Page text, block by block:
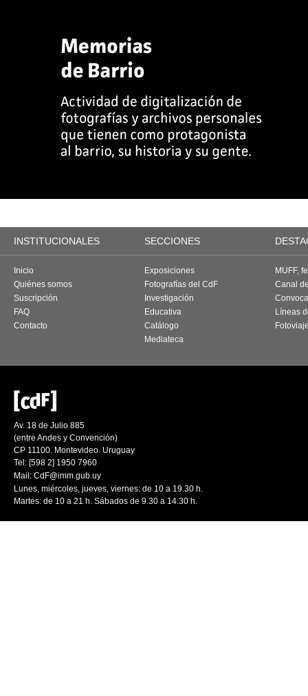
INSTITUCIONALES SECCIONES
Inicio
Quiénes somos
Suscripción
FAQ
Contacto
Exposiciones
Fotografías del CdF
Investigación
Educativa
Catálogo
Mediateca
MUFF,
Canal
Líneas
Av. 18 de Julio 885
(entre Andes y Convención)
CP 11100. Montevideo. Uruguay
Tel: [598 2] 1950 7960
Mail: CdF@imm.gub.uy
Lunes, miércoles, jueves, viernes: de 10 a 19.30 h.
Martes: de 10 a 21 h. Sábados de 9.30 a 14.30 h.